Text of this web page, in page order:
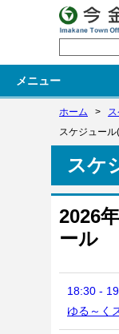
メニュー
ホーム >
スケジュー
スケ
2026
ール
18:30 -
ゆる～く